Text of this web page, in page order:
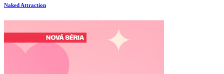
Naked Attraction